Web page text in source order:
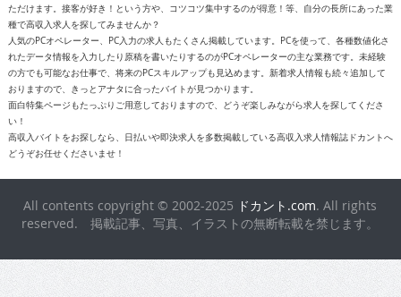
ただけます。接客が好き！という方や、コツコツ集中するのが得意！等、自分の長所にあった業
種で高収入求人を探してみませんか？
人気のPCオペレーター、PC入力の求人もたくさん掲載しています。PCを使って、各種数値化さ
れたデータ情報を入力したり原稿を書いたりするのがPCオペレーターの主な業務です。未経験
の方でも可能なお仕事で、将来のPCスキルアップも見込めます。新着求人情報も続々追加して
おりますので、きっとアナタに合ったバイトが見つかります。
面白特集ページもたっぷりご用意しておりますので、どうぞ楽しみながら求人を探してくださ
い！
高収入バイトをお探しなら、日払いや即決求人を多数掲載している高収入求人情報誌ドカントへ
どうぞお任せくださいませ！
All contents copyright © 2002-2025 ドカント.com. All rights
reserved. 掲載記事、写真、イラストの無断転載を禁じます。